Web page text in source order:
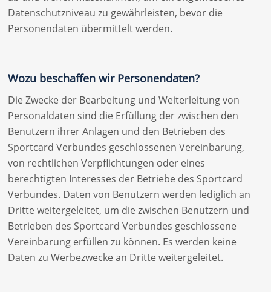
Datenschutzniveau zu gewährleisten, bevor die
Personendaten übermittelt werden.
Wozu beschaffen wir Personendaten?
Die Zwecke der Bearbeitung und Weiterleitung von
Personaldaten sind die Erfüllung der zwischen den
Benutzern ihrer Anlagen und den Betrieben des
Sportcard Verbundes geschlossenen Vereinbarung,
von rechtlichen Verpflichtungen oder eines
berechtigten Interesses der Betriebe des Sportcard
Verbundes. Daten von Benutzern werden lediglich an
Dritte weitergeleitet, um die zwischen Benutzern und
Betrieben des Sportcard Verbundes geschlossene
Vereinbarung erfüllen zu können. Es werden keine
Daten zu Werbezwecke an Dritte weitergeleitet.